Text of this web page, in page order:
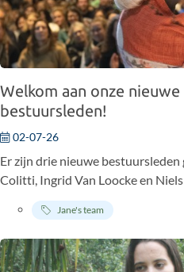
Welkom aan onze
bestuursleden!
02-07-26
Er zijn drie nieuwe
Colitti, Ingrid Van Loocke en
af: Juno Hautekiet en Paul
betreft: Ignace Schops neemt de
Jane's team